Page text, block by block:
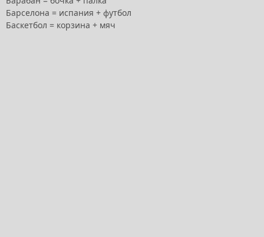
Барселона = испания + футбол
Баскетбол = корзина + мяч